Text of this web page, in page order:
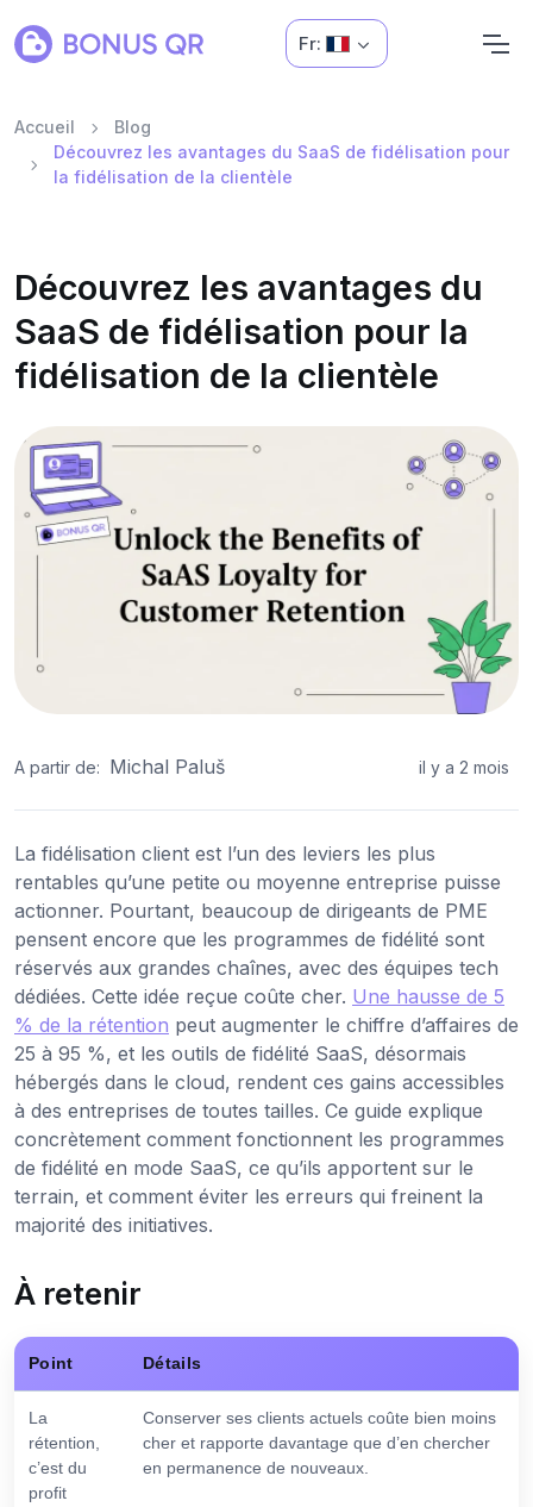
Fr:
Accueil
Blog
Découvrez les avantages du SaaS de fidélisation pour
la fidélisation de la clientèle
Découvrez les avantages du
SaaS de fidélisation pour la
fidélisation de la clientèle
A partir de: Michal Paluš il y a 2 mois
La fidélisation client est l’un des leviers les plus
rentables qu’une petite ou moyenne entreprise puisse
actionner. Pourtant, beaucoup de dirigeants de PME
pensent encore que les programmes de fidélité sont
réservés aux grandes chaînes, avec des équipes tech
dédiées. Cette idée reçue coûte cher. Une hausse de 5
% de la rétention peut augmenter le chiffre d’affaires de
25 à 95 %, et les outils de fidélité SaaS, désormais
hébergés dans le cloud, rendent ces gains accessibles
à des entreprises de toutes tailles. Ce guide explique
concrètement comment fonctionnent les programmes
de fidélité en mode SaaS, ce qu’ils apportent sur le
terrain, et comment éviter les erreurs qui freinent la
majorité des initiatives.
À retenir
Point Détails
La
rétention,
c’est du
profit
Conserver ses clients actuels coûte bien moins
cher et rapporte davantage que d’en chercher
en permanence de nouveaux.